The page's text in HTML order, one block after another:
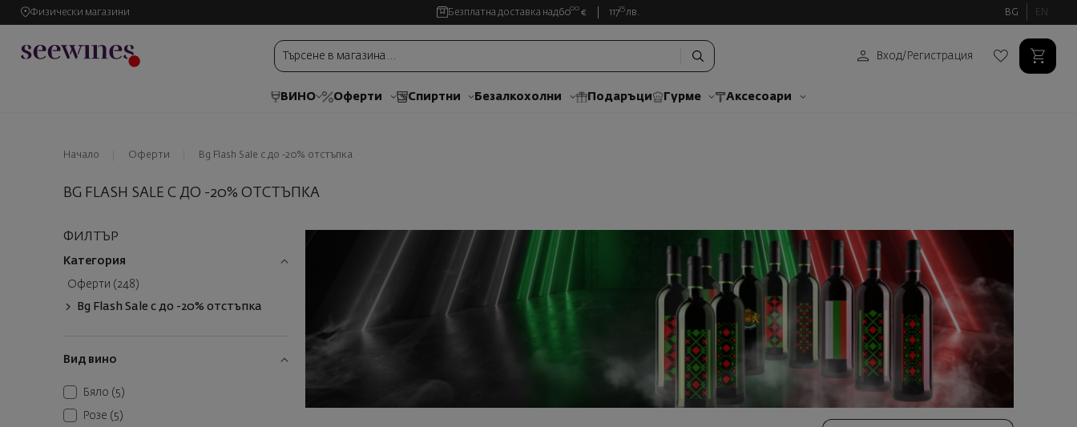
Физически магазини Безплатна доставка над6000 € 11735 лв. BG EN
Вход/ Регистрация
ВИНО Оферти Спиртни Безалкохолни Подаръци Гурме Аксесоари
Начало Оферти Bg Flash Sale с до -20% отстъпка
BG FLASH SALE С ДО -20% ОТСТЪПКА
ФИЛТЪР
Категория
Оферти (248)
Bg Flash Sale с до -20% отстъпка
Вид вино
Бяло (5)
Розе (5)